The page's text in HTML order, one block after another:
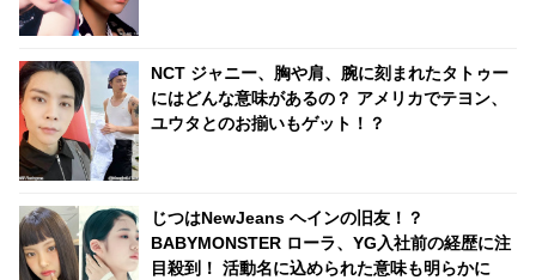
NCT ジャニー、胸や肩、腕に刻まれたタトゥー
にはどんな意味があるの？ アメリカでテヨン、
ユウタとのお揃いもゲット！？
じつはNewJeans ヘインの旧友！？
BABYMONSTER ローラ、YG入社前の経歴に注
目殺到！ 活動名に込められた意味も明らかに